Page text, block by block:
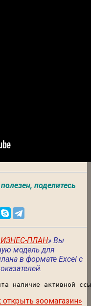
поделитесь
ПЛАН» Вы
модель для
в формате Excel с
наличие активной
открыть зоомагазин»